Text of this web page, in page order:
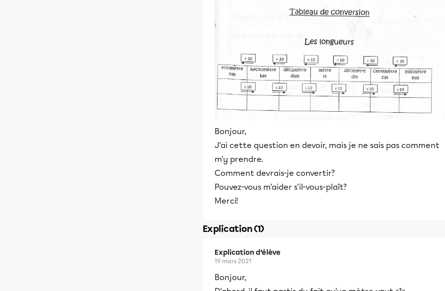
Bonjour,
J'ai cette question en devoir, mais je ne sais pas comment
m'y prendre.
Comment devrais-je convertir?
Pouvez-vous m'aider s'il-vous-plaît?
Merci!
Explication (1)
Explication d’élève
19 mars 2021
Bonjour,